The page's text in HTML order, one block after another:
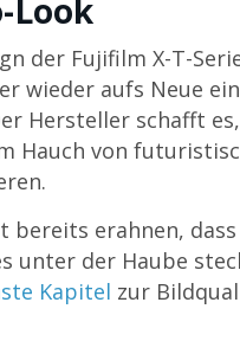
Look
der Fujifilm X-T-
wieder aufs Neue
Hersteller schafft
Hauch von
bereits erahnen,
unter der Haube
Kapitel zur